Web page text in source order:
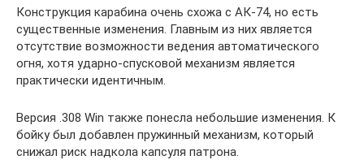
Конструкция карабина очень схожа с АК-74, но есть
существенные изменения. Главным из них является
отсутствие возможности ведения автоматического
огня, хотя ударно-спусковой механизм является
практически идентичным.
Версия .308 Win также понесла небольшие изменения. К
бойку был добавлен пружинный механизм, который
снижал риск надкола капсуля патрона.